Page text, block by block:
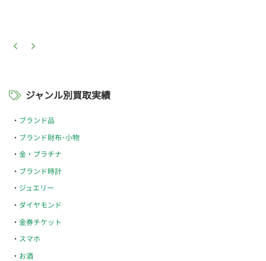
ジャンル別買取実績
ブランド品
ブランド財布･小物
金・プラチナ
ブランド時計
ジュエリー
ダイヤモンド
金券チケット
スマホ
お酒